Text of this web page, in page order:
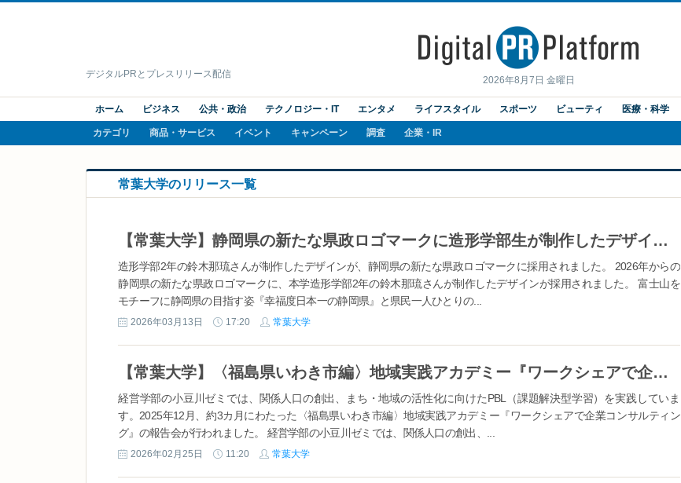
2026年8月7日 金曜日
デジタルPRとプレスリリース配信
ホーム ビジネス 公共・政治 テクノロジー・IT エンタメ ライフスタイル スポーツ ビューティ 医療・科学
カテゴリ 商品・サービス イベント キャンペーン 調査 企業・IR
常葉大学のリリース一覧
【常葉大学】静岡県の新たな県政ロゴマークに造形学部生が制作したデザインが採用されました
造形学部2年の鈴木那琉さんが制作したデザインが、静岡県の新たな県政ロゴマークに採用されました。 2026年からの
静岡県の新たな県政ロゴマークに、本学造形学部2年の鈴木那琉さんが制作したデザインが採用されました。 富士山を
モチーフに静岡県の目指す姿『幸福度日本一の静岡県』と県民一人ひとりの...
2026年03月13日 17:20 常葉大学
【常葉大学】〈福島県いわき市編〉地域実践アカデミー『ワークシェアで企業コンサルティング』の成果発表を行いました／経営学部
経営学部の小豆川ゼミでは、関係人口の創出、まち・地域の活性化に向けたPBL（課題解決型学習）を実践していま
す。2025年12月、約3カ月にわたった〈福島県いわき市編〉地域実践アカデミー『ワークシェアで企業コンサルティン
グ』の報告会が行われました。 経営学部の小豆川ゼミでは、関係人口の創出、...
2026年02月25日 11:20 常葉大学